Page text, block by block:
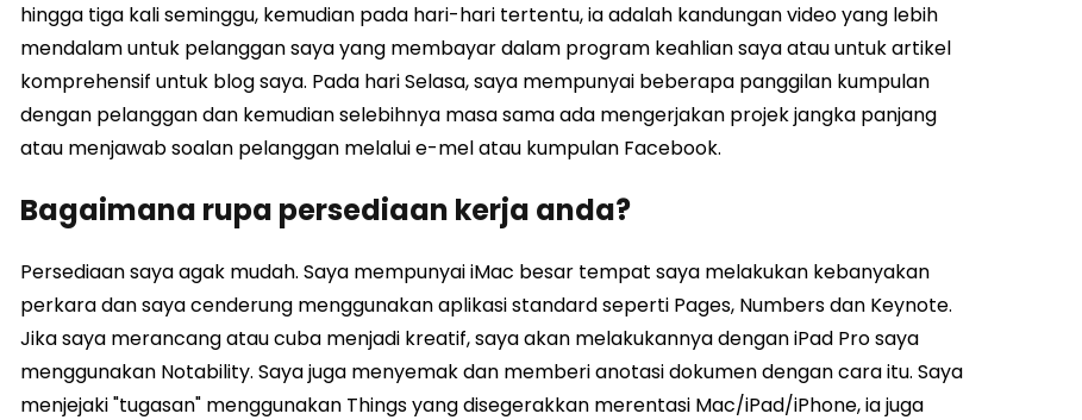
hingga tiga kali seminggu, kemudian pada hari-hari tertentu, ia adalah kandungan video yang lebih
mendalam untuk pelanggan saya yang membayar dalam program keahlian saya atau untuk artikel
komprehensif untuk blog saya. Pada hari Selasa, saya mempunyai beberapa panggilan kumpulan
dengan pelanggan dan kemudian selebihnya masa sama ada mengerjakan projek jangka panjang
atau menjawab soalan pelanggan melalui e-mel atau kumpulan Facebook.
Bagaimana rupa persediaan kerja anda?
Persediaan saya agak mudah. ​​Saya mempunyai iMac besar tempat saya melakukan kebanyakan
perkara dan saya cenderung menggunakan aplikasi standard seperti Pages, Numbers dan Keynote.
Jika saya merancang atau cuba menjadi kreatif, saya akan melakukannya dengan iPad Pro saya
menggunakan Notability. Saya juga menyemak dan memberi anotasi dokumen dengan cara itu. Saya
menjejaki "tugasan" menggunakan Things yang disegerakkan merentasi Mac/iPad/iPhone, ia juga